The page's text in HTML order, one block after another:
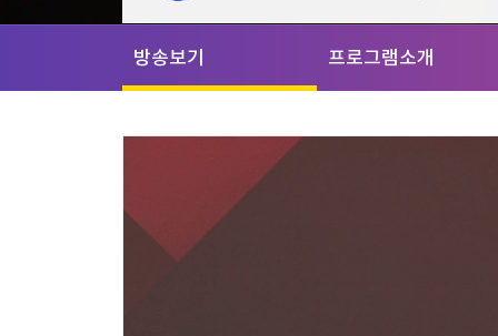
방송보기 프로그램소개